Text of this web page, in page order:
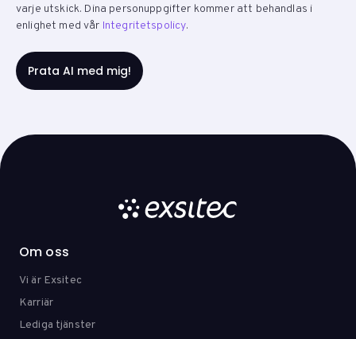
varje utskick. Dina personuppgifter kommer att behandlas i
enlighet med vår Integritetspolicy.
Om oss
Vi är Exsitec
Karriär
Lediga tjänster